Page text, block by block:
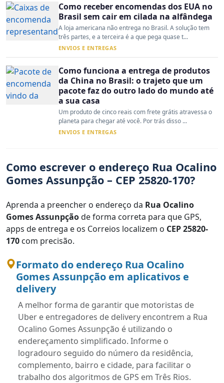
Como receber encomendas dos EUA no
Brasil sem cair em cilada na alfândega
A loja americana não entrega no Brasil. A solução tem
três partes, e a terceira é a que pega quase t...
ENVIOS E ENTREGAS
Como funciona a entrega de produtos
da China no Brasil: o trajeto que um
pacote faz do outro lado do mundo até
a sua casa
Um produto de cinco reais com frete grátis atravessa o
planeta para chegar até você. Por trás disso ...
ENVIOS E ENTREGAS
Como escrever o endereço Rua Ocalino
Gomes Assunpção – CEP 25820-170?
Aprenda a preencher o endereço da Rua Ocalino
Gomes Assunpçãode forma correta para que GPS,
apps de entrega e os Correios localizem o CEP 25820-
170 com precisão.
Formato do endereço Rua Ocalino
Gomes Assunpção em aplicativos e
delivery
A melhor forma de garantir que motoristas de
Uber e entregadores de delivery encontrem a Rua
Ocalino Gomes Assunpção é utilizando o
endereçamento simplificado. Informe o
logradouro seguido do número da residência,
complemento, bairro e cidade, para facilitar o
trabalho dos algoritmos de GPS em Três Rios.